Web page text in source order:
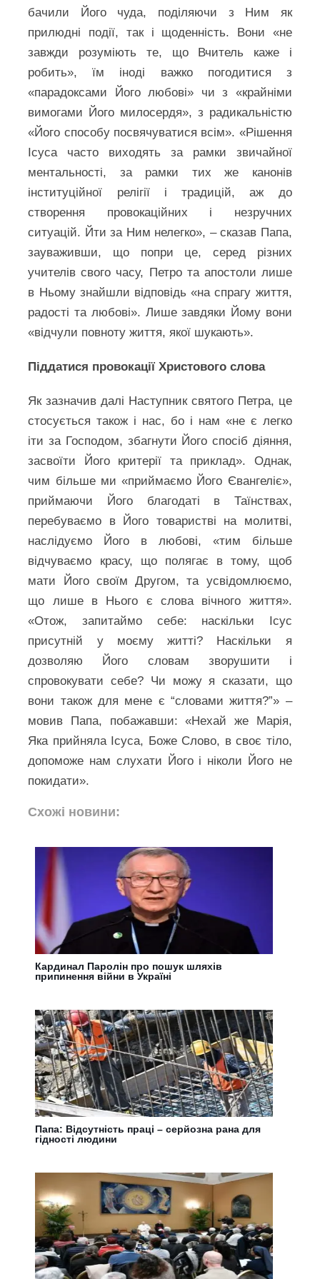
бачили Його чуда, поділяючи з Ним як
прилюдні події, так і щоденність. Вони «не
завжди розуміють те, що Вчитель каже і
робить», їм іноді важко погодитися з
«парадоксами Його любові» чи з «крайніми
вимогами Його милосердя», з радикальністю
«Його способу посвячуватися всім». «Рішення
Ісуса часто виходять за рамки звичайної
ментальності, за рамки тих же канонів
інституційної релігії і традицій, аж до
створення провокаційних і незручних
ситуацій. Йти за Ним нелегко», – сказав Папа,
зауваживши, що попри це, серед різних
учителів свого часу, Петро та апостоли лише
в Ньому знайшли відповідь «на спрагу життя,
радості та любові». Лише завдяки Йому вони
«відчули повноту життя, якої шукають».
Піддатися провокації Христового слова
Як зазначив далі Наступник святого Петра, це
стосується також і нас, бо і нам «не є легко
іти за Господом, збагнути Його спосіб діяння,
засвоїти Його критерії та приклад». Однак,
чим більше ми «приймаємо Його Євангеліє»,
приймаючи Його благодаті в Таїнствах,
перебуваємо в Його товаристві на молитві,
наслідуємо Його в любові, «тим більше
відчуваємо красу, що полягає в тому, щоб
мати Його своїм Другом, та усвідомлюємо,
що лише в Нього є слова вічного життя».
«Отож, запитаймо себе: наскільки Ісус
присутній у моєму житті? Наскільки я
дозволяю Його словам зворушити і
спровокувати себе? Чи можу я сказати, що
вони також для мене є “словами життя?”» –
мовив Папа, побажавши: «Нехай же Марія,
Яка прийняла Ісуса, Боже Слово, в своє тіло,
допоможе нам слухати Його і ніколи Його не
покидати».
Схожі новини:
Кардинал Паролін про пошук шляхів
припинення війни в Україні
Папа: Відсутність праці – серйозна рана для
гідності людини